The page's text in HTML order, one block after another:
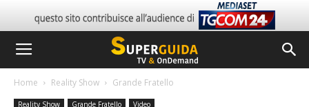
Home Reality Show Grande Fratello
Reality Show Grande Fratello Video